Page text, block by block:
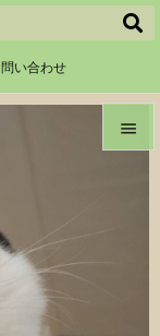

い合わせ